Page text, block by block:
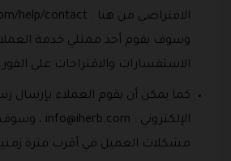
وسوف يقوم أحد ممثلي خدمة
الاستفسارات والاقتراحات على الفور.
كما يمكن أن يقوم العملاء بإرسال
الإلكتروني : info@iherb.com ، وسوف
مشكلات العميل في أقرب فترة